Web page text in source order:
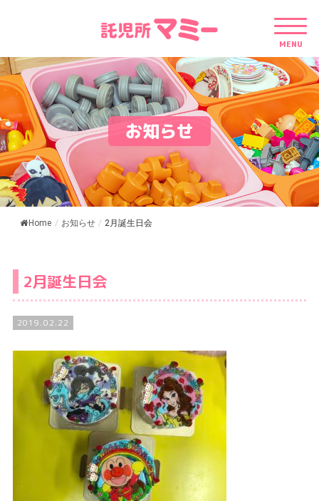
MENU
お知らせ
Home / お知らせ / 2月誕生日会
2月誕生日会
2019.02.22